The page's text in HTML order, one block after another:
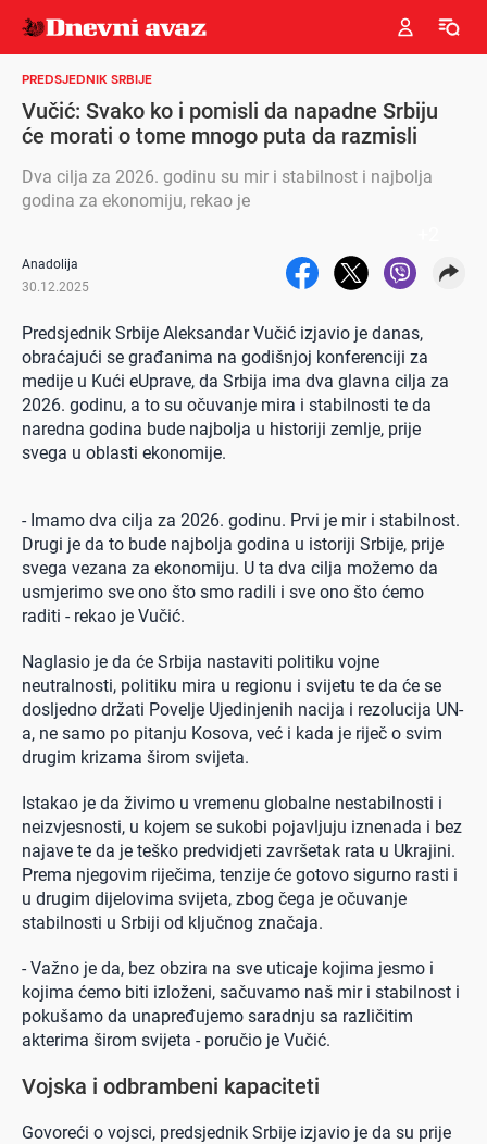
PREDSJEDNIK SRBIJE
Vučić: Svako ko i pomisli da napadne Srbiju
će morati o tome mnogo puta da razmisli
Dva cilja za 2026. godinu su mir i stabilnost i najbolja
godina za ekonomiju, rekao je
Anadolija
30.12.2025
Predsjednik Srbije Aleksandar Vučić izjavio je danas,
obraćajući se građanima na godišnjoj konferenciji za
medije u Kući eUprave, da Srbija ima dva glavna cilja za
2026. godinu, a to su očuvanje mira i stabilnosti te da
naredna godina bude najbolja u historiji zemlje, prije
svega u oblasti ekonomije.
- Imamo dva cilja za 2026. godinu. Prvi je mir i stabilnost.
Drugi je da to bude najbolja godina u istoriji Srbije, prije
svega vezana za ekonomiju. U ta dva cilja možemo da
usmjerimo sve ono što smo radili i sve ono što ćemo
raditi - rekao je Vučić.
Naglasio je da će Srbija nastaviti politiku vojne
neutralnosti, politiku mira u regionu i svijetu te da će se
dosljedno držati Povelje Ujedinjenih nacija i rezolucija UN-
a, ne samo po pitanju Kosova, već i kada je riječ o svim
drugim krizama širom svijeta.
Istakao je da živimo u vremenu globalne nestabilnosti i
neizvjesnosti, u kojem se sukobi pojavljuju iznenada i bez
najave te da je teško predvidjeti završetak rata u Ukrajini.
Prema njegovim riječima, tenzije će gotovo sigurno rasti i
u drugim dijelovima svijeta, zbog čega je očuvanje
stabilnosti u Srbiji od ključnog značaja.
- Važno je da, bez obzira na sve uticaje kojima jesmo i
kojima ćemo biti izloženi, sačuvamo naš mir i stabilnost i
pokušamo da unapređujemo saradnju sa različitim
akterima širom svijeta - poručio je Vučić.
Vojska i odbrambeni kapaciteti
Govoreći o vojsci, predsjednik Srbije izjavio je da su prije